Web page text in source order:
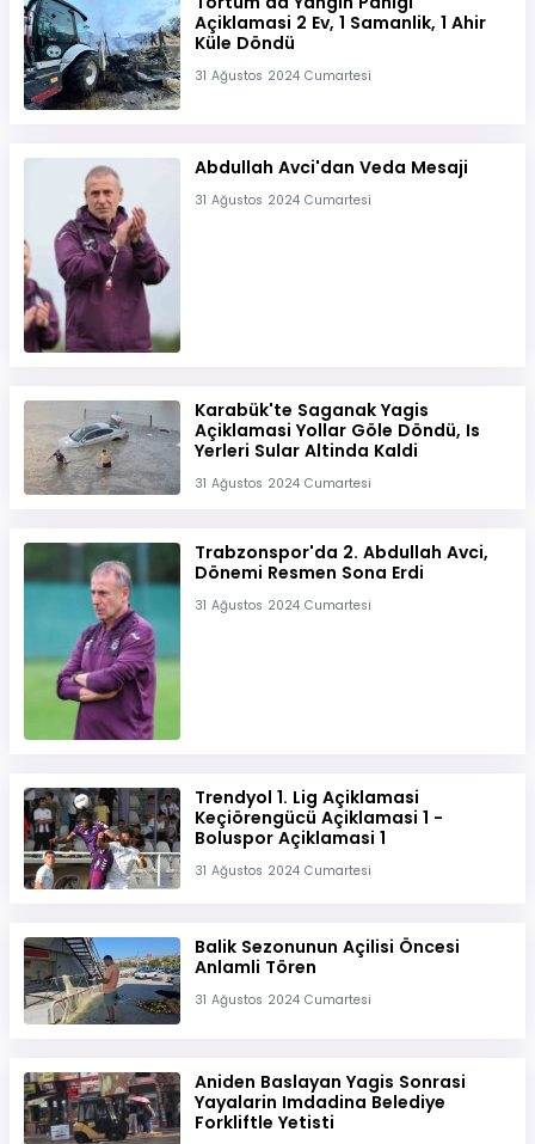
Açiklamasi 2 Ev, 1 Samanlik, 1 Ahir
Küle Döndü
31 Ağustos 2024 Cumartesi
Abdullah Avci'dan Veda Mesaji
31 Ağustos 2024 Cumartesi
Karabük'te Saganak Yagis
Açiklamasi Yollar Göle Döndü, Is
Yerleri Sular Altinda Kaldi
31 Ağustos 2024 Cumartesi
Trabzonspor'da 2. Abdullah Avci,
Dönemi Resmen Sona Erdi
31 Ağustos 2024 Cumartesi
Trendyol 1. Lig Açiklamasi
Keçiörengücü Açiklamasi 1 -
Boluspor Açiklamasi 1
31 Ağustos 2024 Cumartesi
Balik Sezonunun Açilisi Öncesi
Anlamli Tören
31 Ağustos 2024 Cumartesi
Aniden Baslayan Yagis Sonrasi
Yayalarin Imdadina Belediye
Forkliftle Yetisti